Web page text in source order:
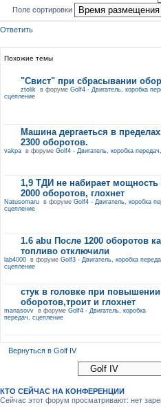
Поле сортировки
Ответить
Похожие темы
"Свист" при сбрасывании
ztolikв форуме Golf4 - Двигатель, коробка
сцепление
Машина дергаеться в пределах
2300 оборотов.
vakpaв форуме Golf4 - Двигатель, коробка
1,9 ТДИ не набирает
2000 оборотов, глохнет
Natusomaruв форуме Golf4 - Двигатель, коробка
сцепление
1.6 abu После 1200 оборотов
топливо отключили
lab4000в форуме Golf3 - Двигатель, коробка
сцепление
стук в головке при повышении
оборотов,троит и глохнет
manasovvв форуме Golf4 - Двигатель, коробка
передач, сцепление
Вернуться в Golf IV
КТО СЕЙЧАС НА КОНФЕРЕНЦИИ
Сейчас этот форум просматривают: нет